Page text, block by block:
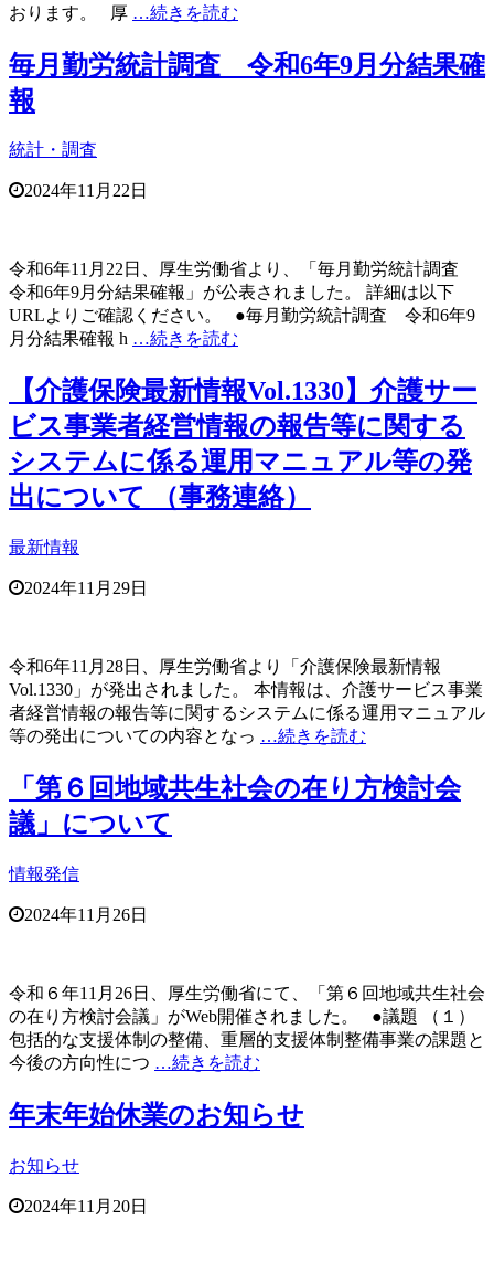
おります。 厚 …続きを読む
毎月勤労統計調査 令和6年9月分結果確
報
統計・調査
2024年11月22日
令和6年11月22日、厚生労働省より、「毎月勤労統計調査
令和6年9月分結果確報」が公表されました。 詳細は以下
URLよりご確認ください。 ●毎月勤労統計調査 令和6年9
月分結果確報 h …続きを読む
【介護保険最新情報Vol.1330】介護サー
ビス事業者経営情報の報告等に関する
システムに係る運用マニュアル等の発
出について （事務連絡）
最新情報
2024年11月29日
令和6年11月28日、厚生労働省より「介護保険最新情報
Vol.1330」が発出されました。 本情報は、介護サービス事業
者経営情報の報告等に関するシステムに係る運用マニュアル
等の発出についての内容となっ …続きを読む
「第６回地域共生社会の在り方検討会
議」について
情報発信
2024年11月26日
令和６年11月26日、厚生労働省にて、「第６回地域共生社会
の在り方検討会議」がWeb開催されました。 ●議題 （１）
包括的な支援体制の整備、重層的支援体制整備事業の課題と
今後の方向性につ …続きを読む
年末年始休業のお知らせ
お知らせ
2024年11月20日